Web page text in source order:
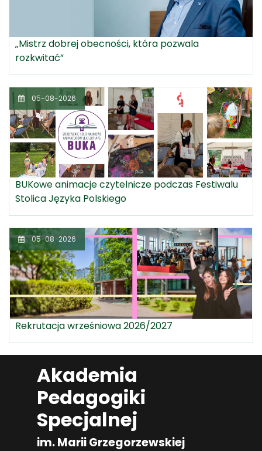
„Mistrz dobrej obecności, która pozwala
rozkwitać”
05-08-2026
BUKowe animacje czytelnicze podczas Festiwalu
Stolica Języka Polskiego
05-08-2026
Rekrutacja wrześniowa 2026/2027
Akademia
Pedagogiki
Specjalnej
im. Marii Grzegorzewskiej